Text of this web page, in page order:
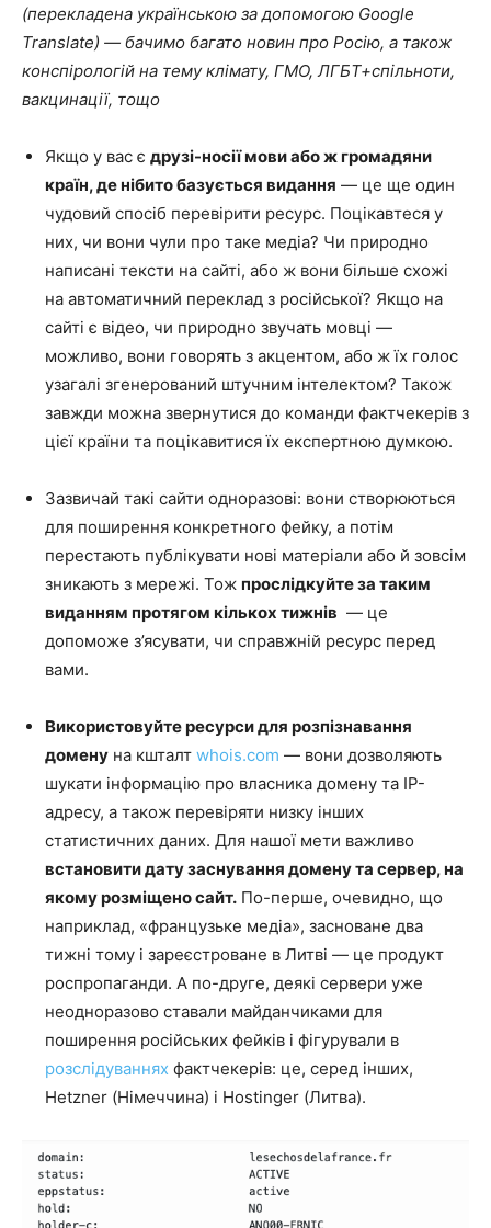
(перекладена українською за допомогою Google
Translate) — бачимо багато новин про Росію, а також
конспірологій на тему клімату, ГМО, ЛГБТ+спільноти,
вакцинації, тощо
Якщо у вас є друзі-носії мови або ж громадяни
країн, де нібито базується видання — це ще один
чудовий спосіб перевірити ресурс. Поцікавтеся у
них, чи вони чули про таке медіа? Чи природно
написані тексти на сайті, або ж вони більше схожі
на автоматичний переклад з російської? Якщо на
сайті є відео, чи природно звучать мовці —
можливо, вони говорять з акцентом, або ж їх голос
узагалі згенерований штучним інтелектом? Також
завжди можна звернутися до команди фактчекерів з
цієї країни та поцікавитися їх експертною думкою.
Зазвичай такі сайти одноразові: вони створюються
для поширення конкретного фейку, а потім
перестають публікувати нові матеріали або й зовсім
зникають з мережі. Тож прослідкуйте за таким
виданням протягом кількох тижнів — це
допоможе з’ясувати, чи справжній ресурс перед
вами.
Використовуйте ресурси для розпізнавання
домену на кшталт whois.com — вони дозволяють
шукати інформацію про власника домену та IP-
адресу, а також перевіряти низку інших
статистичних даних. Для нашої мети важливо
встановити дату заснування домену та сервер, на
якому розміщено сайт. По-перше, очевидно, що
наприклад, «французьке медіа», засноване два
тижні тому і зареєстроване в Литві — це продукт
роспропаганди. А по-друге, деякі сервери уже
неодноразово ставали майданчиками для
поширення російських фейків і фігурували в
розслідуваннях фактчекерів: це, серед інших,
Hetzner (Німеччина) і Hostinger (Литва).